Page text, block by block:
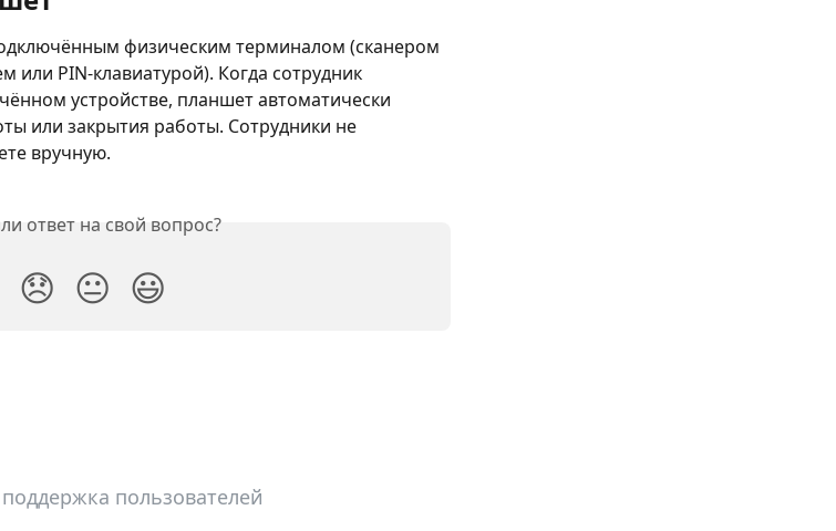
физическим терминалом (сканером
или PIN-клавиатурой). Когда сотрудник
устройстве, планшет автоматически
или закрытия работы. Сотрудники не
вручную.
ответ на свой вопрос?
😞 😐 😃